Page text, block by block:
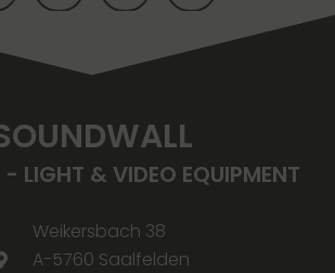
LIGHT & VIDEO EQUIPMENT
Weikersbach 38
A-5760 Saalfelden